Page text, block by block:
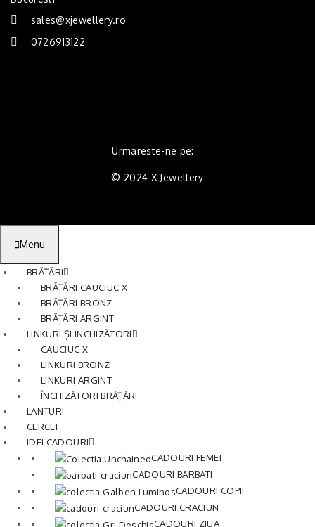
sales@xjewellery.ro
0726913122
Urmareste-ne pe:
© 2024 X Jewellery
Menu
BRĂȚĂRI
BRĂȚĂRI CAUCIUC X
BRĂȚĂRI BRONZ
BRĂȚĂRI ARGINT
LINKURI ȘI INCHIZĂTORI
CAUCIUC X
LINKURI BRONZ
LINKURI ARGINT
ÎNCHIZĂTORI BRĂȚĂRI
LANȚURI
CERCEI
IDEI CADOURI
CADOURI FEMEI
CADOURI BARBATI
CADOURI COPII
CADOURI CRACIUN
CADOURI ZIUA